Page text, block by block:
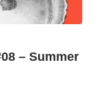
– Summer